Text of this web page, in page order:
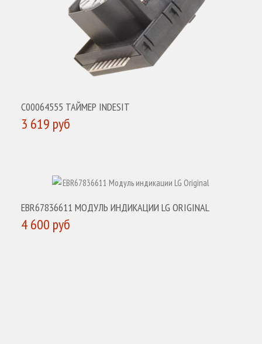
C00064555 ТАЙМЕР INDESIT
3 619 руб
EBR67836611 МОДУЛЬ ИНДИКАЦИИ LG ORIGINAL
4 600 руб